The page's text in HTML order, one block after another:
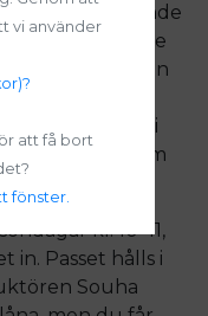
av mjukgörande
– vilket inte
utan
Djurkontakt
ro-hormoner i
liten killing som
kl. 10–11,
in. Passet hålls i
Souha
vi använder
att få bort
fönster.